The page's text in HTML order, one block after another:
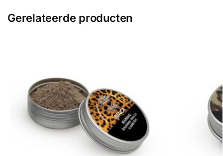
Gerelateerde producten